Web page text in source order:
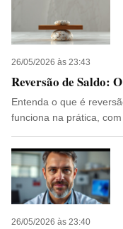
26/05/2026 às 23:43
Reversão de Saldo:
Entenda o que é
funciona na prática,
26/05/2026 às 23:40